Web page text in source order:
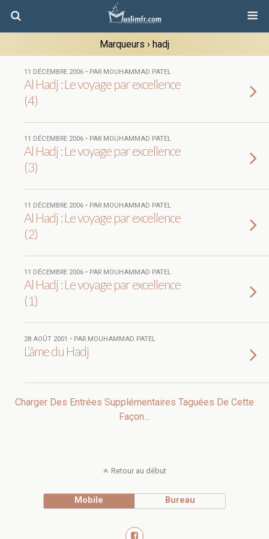
Marqueurs › hadj
11 DÉCEMBRE 2006 • PAR MOUHAMMAD PATEL
Al Hadj : Le voyage par excellence
(4)
11 DÉCEMBRE 2006 • PAR MOUHAMMAD PATEL
Al Hadj : Le voyage par excellence
(3)
11 DÉCEMBRE 2006 • PAR MOUHAMMAD PATEL
Al Hadj : Le voyage par excellence
(2)
11 DÉCEMBRE 2006 • PAR MOUHAMMAD PATEL
Al Hadj : Le voyage par excellence
(1)
28 AOÛT 2001 • PAR MOUHAMMAD PATEL
L’âme du Hadj
Charger Des Entrées Supplémentaires Taguées De Cette
Façon…
Retour au début
Mobile Bureau